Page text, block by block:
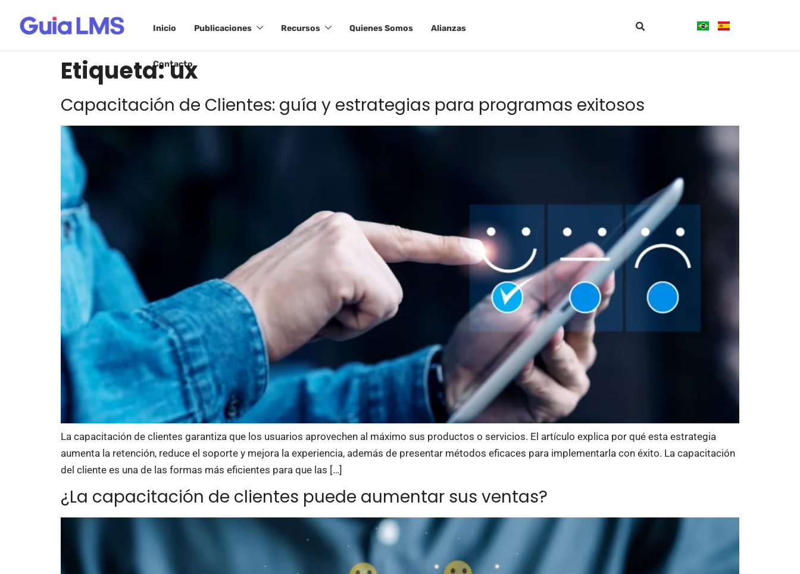
Inicio Publicaciones Recursos Quienes Somos Alianzas
Contacto
Etiqueta:ux
Capacitación de Clientes: guía y estrategias para programas exitosos
La capacitación de clientes garantiza que los usuarios aprovechen al máximo sus productos o servicios. El artículo explica por qué esta estrategia
aumenta la retención, reduce el soporte y mejora la experiencia, además de presentar métodos eficaces para implementarla con éxito. La capacitación
del cliente es una de las formas más eficientes para que las […]
¿La capacitación de clientes puede aumentar sus ventas?